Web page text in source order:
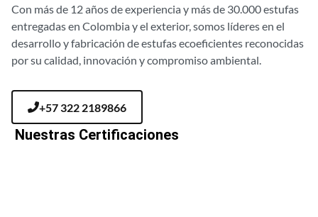
Con más de 12 años de experiencia y más de 30.000 estufas
entregadas en Colombia y el exterior, somos líderes en el
desarrollo y fabricación de estufas ecoeficientes reconocidas
por su calidad, innovación y compromiso ambiental.
+57 322 2189866
Nuestras Certificaciones